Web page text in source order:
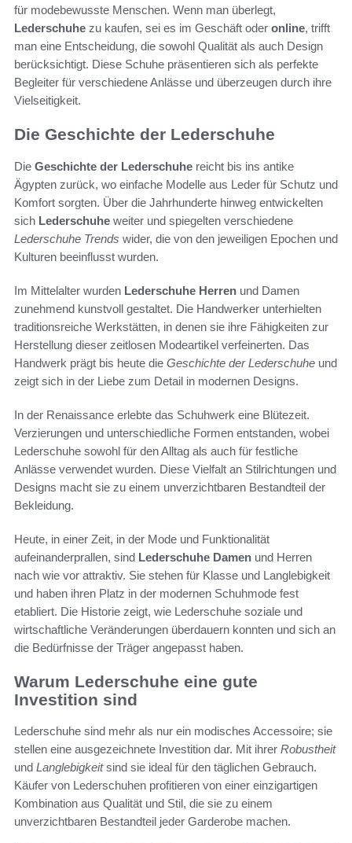
für modebewusste Menschen. Wenn man überlegt,
Lederschuhe zu kaufen, sei es im Geschäft oder online, trifft
man eine Entscheidung, die sowohl Qualität als auch Design
berücksichtigt. Diese Schuhe präsentieren sich als perfekte
Begleiter für verschiedene Anlässe und überzeugen durch ihre
Vielseitigkeit.
Die Geschichte der Lederschuhe
Die Geschichte der Lederschuhe reicht bis ins antike
Ägypten zurück, wo einfache Modelle aus Leder für Schutz und
Komfort sorgten. Über die Jahrhunderte hinweg entwickelten
sich Lederschuhe weiter und spiegelten verschiedene
Lederschuhe Trends wider, die von den jeweiligen Epochen und
Kulturen beeinflusst wurden.
Im Mittelalter wurden Lederschuhe Herren und Damen
zunehmend kunstvoll gestaltet. Die Handwerker unterhielten
traditionsreiche Werkstätten, in denen sie ihre Fähigkeiten zur
Herstellung dieser zeitlosen Modeartikel verfeinerten. Das
Handwerk prägt bis heute die Geschichte der Lederschuhe und
zeigt sich in der Liebe zum Detail in modernen Designs.
In der Renaissance erlebte das Schuhwerk eine Blütezeit.
Verzierungen und unterschiedliche Formen entstanden, wobei
Lederschuhe sowohl für den Alltag als auch für festliche
Anlässe verwendet wurden. Diese Vielfalt an Stilrichtungen und
Designs macht sie zu einem unverzichtbaren Bestandteil der
Bekleidung.
Heute, in einer Zeit, in der Mode und Funktionalität
aufeinanderprallen, sind Lederschuhe Damen und Herren
nach wie vor attraktiv. Sie stehen für Klasse und Langlebigkeit
und haben ihren Platz in der modernen Schuhmode fest
etabliert. Die Historie zeigt, wie Lederschuhe soziale und
wirtschaftliche Veränderungen überdauern konnten und sich an
die Bedürfnisse der Träger angepasst haben.
Warum Lederschuhe eine gute
Investition sind
Lederschuhe sind mehr als nur ein modisches Accessoire; sie
stellen eine ausgezeichnete Investition dar. Mit ihrer Robustheit
und Langlebigkeitsind sie ideal für den täglichen Gebrauch.
Käufer von Lederschuhen profitieren von einer einzigartigen
Kombination aus Qualität und Stil, die sie zu einem
unverzichtbaren Bestandteil jeder Garderobe machen.